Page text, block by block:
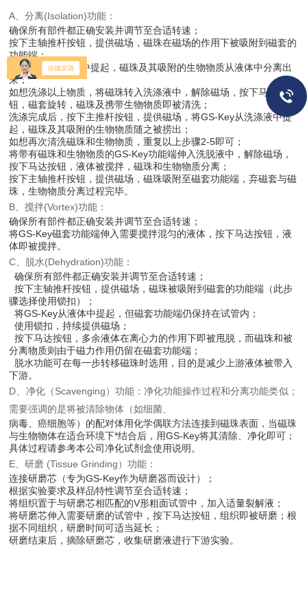
A、分离(Isolation)功能：
确保所有部件都正确安装并调节至合适转速；
按下主轴推杆按钮，提供磁场，磁珠在磁场的作用下被吸附到磁套的
功能端；
将GS-Key从液体中提起，磁珠及其吸附的生物物质从液体中分离出
来；
如想洗涤以上物质，将磁珠转入洗涤液中，解除磁场，按下马达按
钮，磁套旋转，磁珠及携带生物物质即被清洗；
洗涤完成后，按下主推杆按钮，提供磁场，将GS-Key从洗涤液中提
起，磁珠及其吸附的生物物质随之被捞出；
如想再次清洗磁珠和生物物质，重复以上步骤2-5即可；
将带有磁珠和生物物质的GS-Key功能端伸入洗脱液中，解除磁场，
按下马达按钮，液体被搅拌，磁珠和生物物质分离；
按下主轴推杆按钮，提供磁场，磁珠吸附至磁套功能端，弃磁套与磁
珠，生物物质分离过程完毕。
B、搅拌(Vortex)功能：
确保所有部件都正确安装并调节至合适转速；
将GS-Key磁套功能端伸入需要搅拌混匀的液体，按下马达按钮，液
体即被搅拌。
C、脱水(Dehydration)功能：
确保所有部件都正确安装并调节至合适转速；
按下主轴推杆按钮，提供磁场，磁珠被吸附到磁套的功能端（此步
骤选择使用锁扣）；
将GS-Key从液体中提起，但磁套功能端仍保持在试管内；
使用锁扣，持续提供磁场；
按下马达按钮，多余液体在离心力的作用下即被甩脱，而磁珠和被
分离物质则由于磁力作用仍留在磁套功能端；
脱水功能可在每一步转移磁珠时选用，目的是减少上游液体被带入
下游。
D、净化（Scavenging）功能：净化功能操作过程和分离功能类似；
需要强调的是将被清除物体（如细菌、
病毒、癌细胞等）的配对体用化学偶联方法连接到磁珠表面，当磁珠
与生物物体在适合环境下*结合后，用GS-Key将其清除、净化即可；
具体过程请参考本公司净化试剂盒使用说明。
E、研磨 (Tissue Grinding）功能：
连接研磨芯（专为GS-Key作为研磨器而设计）；
根据实验要求及样品特性调节至合适转速；
将组织置于与研磨芯相匹配的V形粗面试管中，加入适量裂解液；
将研磨芯伸入需要研磨的试管中，按下马达按钮，组织即被研磨；根
据不同组织，研磨时间可适当延长；
研磨结束后，摘除研磨芯，收集研磨液进行下游实验。